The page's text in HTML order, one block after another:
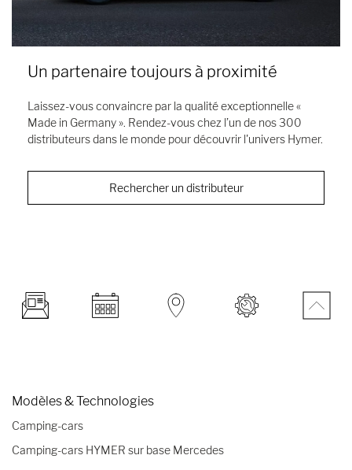
Un partenaire toujours à proximité
Laissez-vous convaincre par la qualité exceptionnelle «
Made in Germany ». Rendez-vous chez l’un de nos 300
distributeurs dans le monde pour découvrir l'univers Hymer.
Rechercher un distributeur
Modèles & Technologies
Camping-cars
Camping-cars HYMER sur base Mercedes